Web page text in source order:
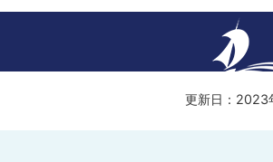
更新日：2023